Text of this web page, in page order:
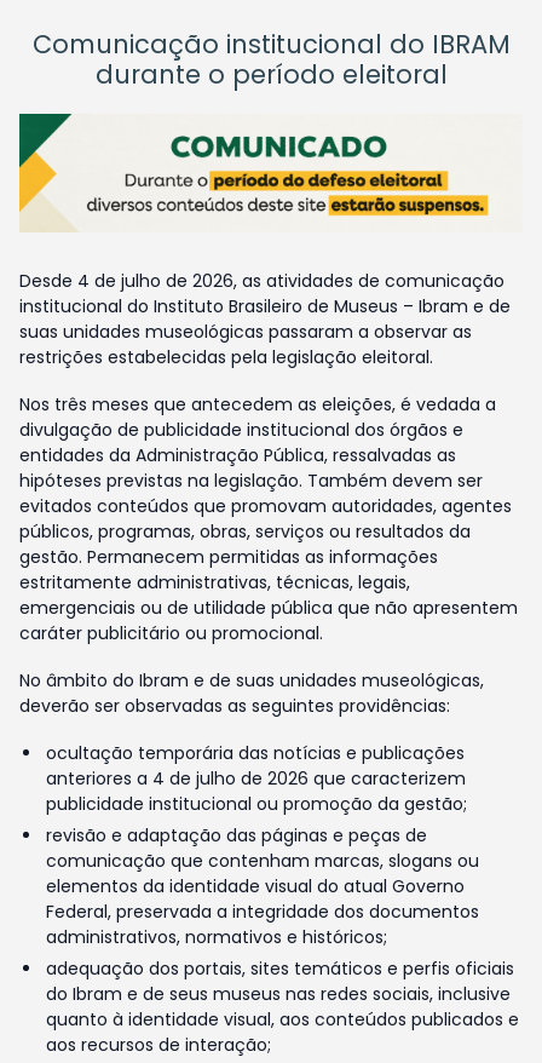
Comunicação institucional do IBRAM
durante o período eleitoral
Desde 4 de julho de 2026, as atividades de comunicação
institucional do Instituto Brasileiro de Museus – Ibram e de
suas unidades museológicas passaram a observar as
restrições estabelecidas pela legislação eleitoral.
Nos três meses que antecedem as eleições, é vedada a
divulgação de publicidade institucional dos órgãos e
entidades da Administração Pública, ressalvadas as
hipóteses previstas na legislação. Também devem ser
evitados conteúdos que promovam autoridades, agentes
públicos, programas, obras, serviços ou resultados da
gestão. Permanecem permitidas as informações
estritamente administrativas, técnicas, legais,
emergenciais ou de utilidade pública que não apresentem
caráter publicitário ou promocional.
No âmbito do Ibram e de suas unidades museológicas,
deverão ser observadas as seguintes providências:
ocultação temporária das notícias e publicações
anteriores a 4 de julho de 2026 que caracterizem
publicidade institucional ou promoção da gestão;
revisão e adaptação das páginas e peças de
comunicação que contenham marcas, slogans ou
elementos da identidade visual do atual Governo
Federal, preservada a integridade dos documentos
administrativos, normativos e históricos;
adequação dos portais, sites temáticos e perfis oficiais
do Ibram e de seus museus nas redes sociais, inclusive
quanto à identidade visual, aos conteúdos publicados e
aos recursos de interação;